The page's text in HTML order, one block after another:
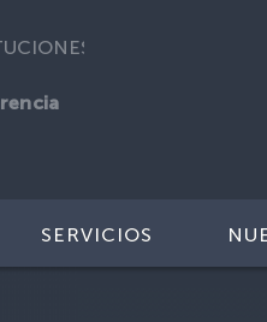
SERVICIOS